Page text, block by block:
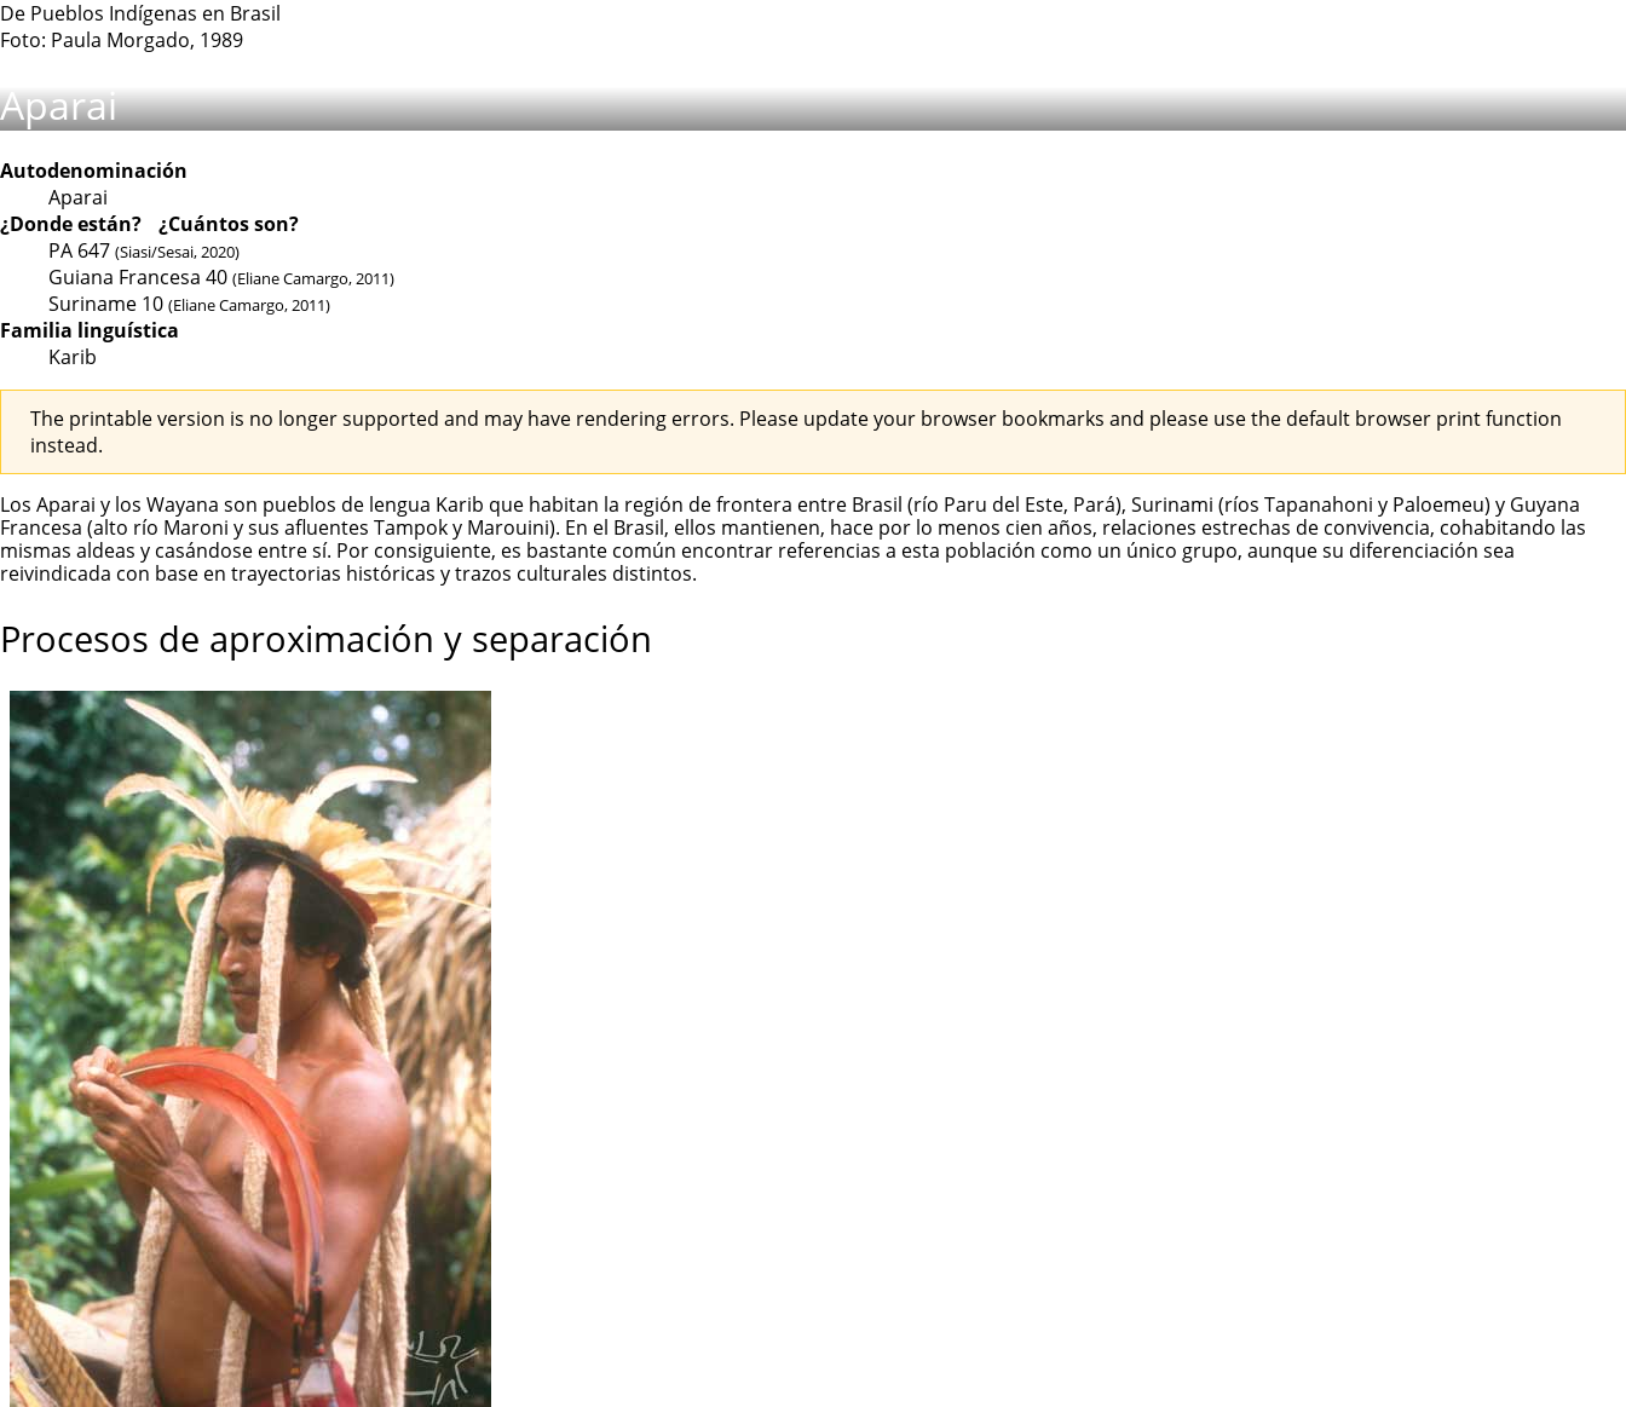
De Pueblos Indígenas en Brasil
Foto: Paula Morgado, 1989
Aparai
Autodenominación
Aparai
¿Donde están?
¿Cuántos son?
PA 647 (Siasi/Sesai, 2020)
Guiana Francesa 40 (Eliane Camargo, 2011)
Suriname 10 (Eliane Camargo, 2011)
Familia linguística
Karib
The printable version is no longer supported and may have rendering errors. Please update your browser bookmarks and please use the default browser print function
instead.
Los Aparai y los Wayana son pueblos de lengua Karib que habitan la región de frontera entre Brasil (río Paru del Este, Pará), Surinami (ríos Tapanahoni y Paloemeu) y Guyana
Francesa (alto río Maroni y sus afluentes Tampok y Marouini). En el Brasil, ellos mantienen, hace por lo menos cien años, relaciones estrechas de convivencia, cohabitando las
mismas aldeas y casándose entre sí. Por consiguiente, es bastante común encontrar referencias a esta población como un único grupo, aunque su diferenciación sea
reivindicada con base en trayectorias históricas y trazos culturales distintos.
Procesos de aproximación y separación